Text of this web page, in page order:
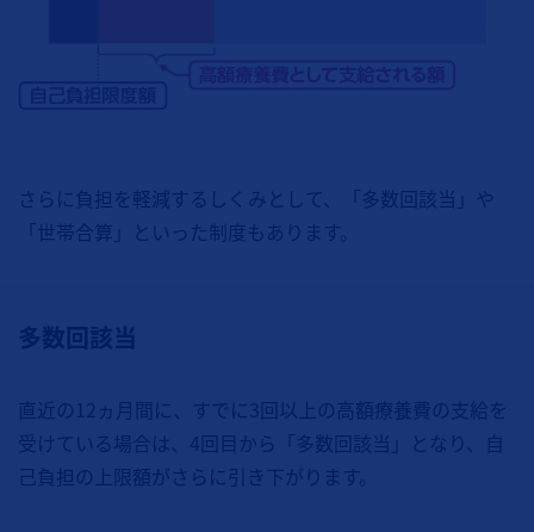
さらに負担を軽減するしくみとして、「多数回該当」や
「世帯合算」といった制度もあります。
多数回該当
直近の12ヵ月間に、すでに3回以上の高額療養費の支給を
受けている場合は、4回目から「多数回該当」となり、自
己負担の上限額がさらに引き下がります。